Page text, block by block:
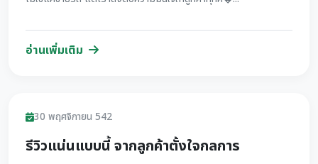
อ่านเพิ่มเติม
รีวิว
30 พฤศจิกายน 542
รีวิวแน่นแบบนี้ จากลูกค้าตั้งใจกลการ